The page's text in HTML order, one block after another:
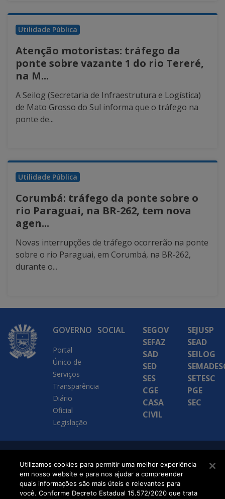
Utilidade Pública
Atenção motoristas: tráfego da
ponte sobre vazante 1 do rio Tereré,
na M...
A Seilog (Secretaria de Infraestrutura e Logística)
de Mato Grosso do Sul informa que o tráfego na
ponte de...
Utilidade Pública
Corumbá: tráfego da ponte sobre o
rio Paraguai, na BR-262, tem nova
agen...
Novas interrupções de tráfego ocorrerão na ponte
sobre o rio Paraguai, em Corumbá, na BR-262,
durante o...
GOVERNO
Portal
Único de
Serviços
Transparência
Diário
Oficial
Legislação
SOCIAL
SEGOV
SEFAZ
SAD
SED
SES
CGE
CASA
CIVIL
SEJUSP
SEAD
SEILOG
SETESC
PGE
SEC
SETDIG | Secretaria-
Executiva de
Transformação Digital
Utilizamos cookies para permitir uma melhor experiência
em nosso website e para nos ajudar a compreender
quais informações são mais úteis e relevantes para
você. Conforme Decreto Estadual 15.572/2020 que trata